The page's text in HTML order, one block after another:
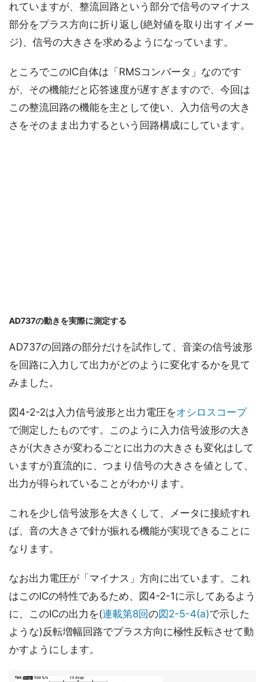
れていますが、整流回路という部分で信号のマイナス
部分をプラス方向に折り返し(絶対値を取り出すイメー
ジ)、信号の大きさを求めるようになっています。
ところでこのIC自体は「RMSコンバータ」なのです
が、その機能だと応答速度が遅すぎますので、今回は
この整流回路の機能を主として使い、入力信号の大き
さをそのまま出力するという回路構成にしています。
AD737の動きを実際に測定する
AD737の回路の部分だけを試作して、音楽の信号波形
を回路に入力して出力がどのように変化するかを見て
みました。
図4-2-2は入力信号波形と出力電圧をオシロスコープ
で測定したものです。このように入力信号波形の大き
さが(大きさが変わるごとに出力の大きさも変化はして
いますが)直流的に、つまり信号の大きさを値として、
出力が得られていることがわかります。
これを少し信号波形を大きくして、メータに接続すれ
ば、音の大きさで針が振れる機能が実現できることに
なります。
なお出力電圧が「マイナス」方向に出ています。これ
はこのICの特性であるため、図4-2-1に示してあるよう
に、このICの出力を(連載第8回の図2-5-4(a)で示した
ような)反転増幅回路でプラス方向に極性反転させて動
かすようにします。